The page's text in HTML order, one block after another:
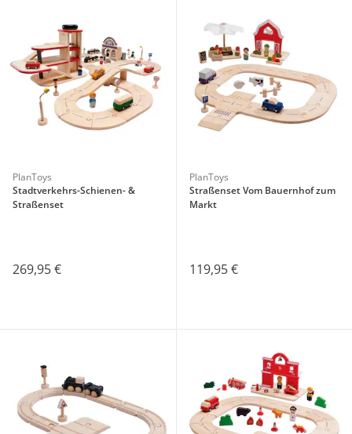
PlanToys
Stadtverkehrs-Schienen- &
Straßenset
269,95 €
PlanToys
Straßenset Vom Bauernhof zum
Markt
119,95 €